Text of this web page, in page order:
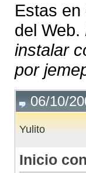
Estas en
del Web.
instalar
por
06/10/
Yulito
Inicio